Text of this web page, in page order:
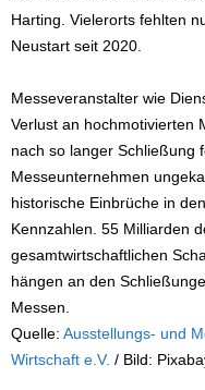
Harting. Vielerorts fehlten
Neustart seit 2020.
Messeveranstalter wie
Verlust an hochmotivierten
nach so langer Schließung
Messeunternehmen
historische Einbrüche in
Kennzahlen. 55 Milliarden
gesamtwirtschaftlichen
hängen an den
Messen.
Quelle: Ausstellungs- und
Wirtschaft e.V. / Bild: